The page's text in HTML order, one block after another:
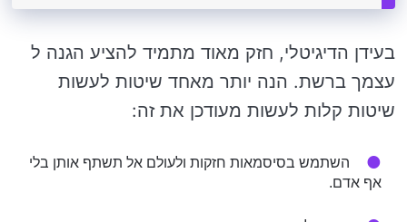
בעידן הדיגיטלי, חזק מאוד מתמיד להציע הגנה ל
עצמך ברשת. הנה יותר מאחד שיטות לעשות
שיטות קלות לעשות מעודכן את זה:
השתמש בסיסמאות חזקות ולעולם אל תשתף אותן בלי
אף אדם.